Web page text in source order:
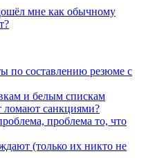
мне как обычному
по составлению резюме с
и белым спискам
ломают санкциями?
проблема то, что
(только их никто не